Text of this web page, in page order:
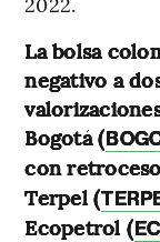
La bolsa
negativo a
Bogotá (
con
Terpel (
Ecopetrol (